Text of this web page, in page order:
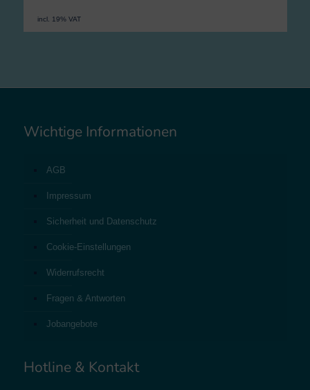
incl. 19% VAT
Wichtige Informationen
AGB
Impressum
Sicherheit und Datenschutz
Cookie-Einstellungen
Widerrufsrecht
Fragen & Antworten
Jobangebote
Hotline & Kontakt